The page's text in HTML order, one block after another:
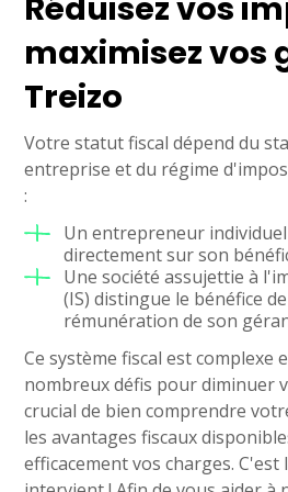
Réduisez vos
maximisez vos
Treizo
Votre statut fiscal dépend du
entreprise et du régime
:
Un entrepreneur
directement sur son
Une société assujettie à
(IS) distingue le bénéfice
rémunération de son
Ce système fiscal est complexe
nombreux défis pour diminuer
crucial de bien comprendre
les avantages fiscaux
efficacement vos charges. C'est